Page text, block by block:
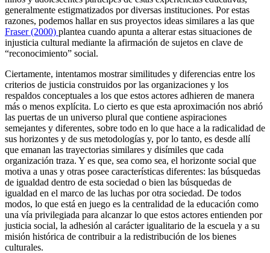
generalmente estigmatizados por diversas instituciones. Por estas
razones, podemos hallar en sus proyectos ideas similares a las que
Fraser (2000) plantea cuando apunta a alterar estas situaciones de
injusticia cultural mediante la afirmación de sujetos en clave de
“reconocimiento” social.
Ciertamente, intentamos mostrar similitudes y diferencias entre los
criterios de justicia construidos por las organizaciones y los
respaldos conceptuales a los que estos actores adhieren de manera
más o menos explícita. Lo cierto es que esta aproximación nos abrió
las puertas de un universo plural que contiene aspiraciones
semejantes y diferentes, sobre todo en lo que hace a la radicalidad de
sus horizontes y de sus metodologías y, por lo tanto, es desde allí
que emanan las trayectorias similares y disímiles que cada
organización traza. Y es que, sea como sea, el horizonte social que
motiva a unas y otras posee características diferentes: las búsquedas
de igualdad dentro de esta sociedad o bien las búsquedas de
igualdad en el marco de las luchas por otra sociedad. De todos
modos, lo que está en juego es la centralidad de la educación como
una vía privilegiada para alcanzar lo que estos actores entienden por
justicia social, la adhesión al carácter igualitario de la escuela y a su
misión histórica de contribuir a la redistribución de los bienes
culturales.